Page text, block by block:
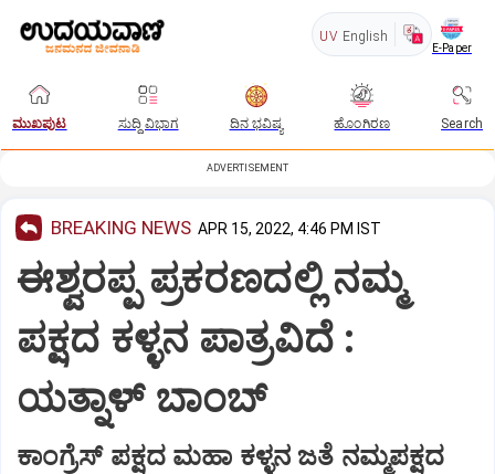
UV English
E-Paper
ಮುಖಪುಟ ಸುದ್ದಿ ವಿಭಾಗ ದಿನ ಭವಿಷ್ಯ ಹೊಂಗಿರಣ Search
ADVERTISEMENT
BREAKING NEWS APR 15, 2022, 4:46 PM IST
ಈಶ್ವರಪ್ಪ ಪ್ರಕರಣದಲ್ಲಿ ನಮ್ಮ‌
ಪಕ್ಷದ ಕಳ್ಳನ ಪಾತ್ರವಿದೆ :
ಯತ್ನಾಳ್ ಬಾಂಬ್
ಕಾಂಗ್ರೆಸ್ ಪಕ್ಷದ ಮಹಾ ಕಳ್ಳನ ಜತೆ ನಮ್ಮ‌ಪಕ್ಷದ